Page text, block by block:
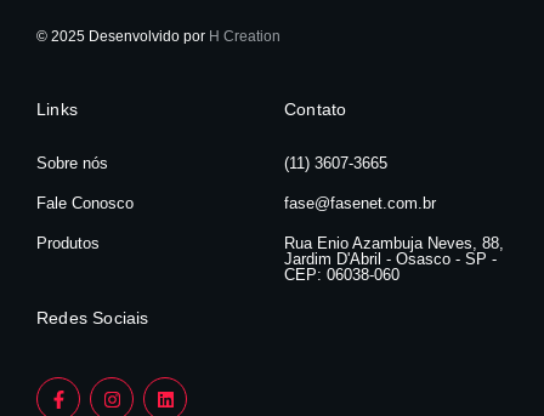
© 2025 Desenvolvido por H Creation
Links
Sobre nós
Fale Conosco
Produtos
Contato
(11) 3607-3665
fase@fasenet.com.br
Rua Enio Azambuja Neves, 88,
Jardim D'Abril - Osasco - SP -
CEP: 06038-060
Redes Sociais
a
c
n
s
i
n